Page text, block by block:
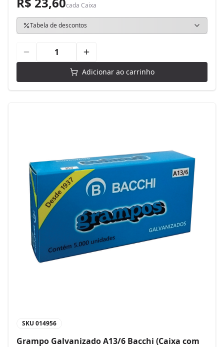
cada Caixa
Tabela de descontos
Adicionar ao carrinho
SKU 014956
Grampo Galvanizado A13/6 Bacchi (Caixa com